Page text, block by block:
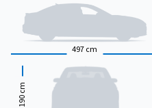
497 cm
190
cm